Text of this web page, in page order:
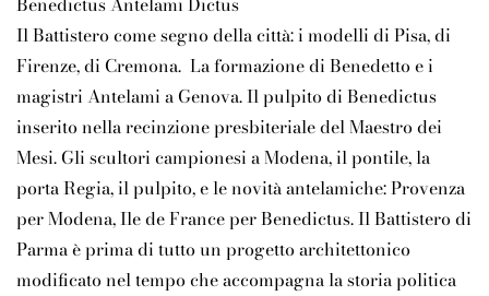
Il Battistero come segno della città: i modelli di Pisa, di
Firenze, di Cremona. La formazione di Benedetto e i
magistri Antelami a Genova. Il pulpito di Benedictus
inserito nella recinzione presbiteriale del Maestro dei
Mesi. Gli scultori campionesi a Modena, il pontile, la
porta Regia, il pulpito, e le novità antelamiche: Provenza
per Modena, Ile de France per Benedictus. Il Battistero di
Parma è prima di tutto un progetto architettonico
modificato nel tempo che accompagna la storia politica